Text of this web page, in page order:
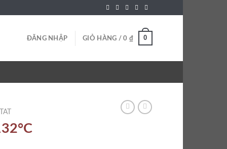
ĐĂNG NHẬP GIỎ HÀNG /0 ₫ 0